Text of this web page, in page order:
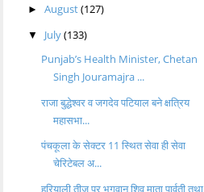
►August(127)
▼ July(133)
Punjab’s Health Minister, Chetan
Singh Jouramajra ...
राजा बुद्धेश्वर व जगदेव पटियाल बने क्षत्रिय
महासभा...
पंचकूला के सेक्टर 11 स्थित सेवा ही सेवा
चेरिटेबल अ...
हरियाली तीज पर भगवान शिव माता पार्वती तथा